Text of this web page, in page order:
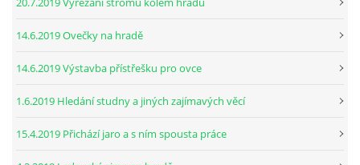
14.6.2019 Ovečky na hradě
14.6.2019 Výstavba přístřešku pro ovce
1.6.2019 Hledání studny a jiných zajímavých věcí
15.4.2019 Přichází jaro a s ním spousta práce